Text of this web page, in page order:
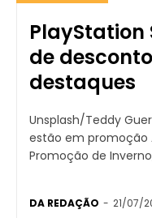
PlayStation
de
destaques
Unsplash/Teddy Guerrier Jogos para
estão em promoção
Promoção de
DA REDAÇÃO - 21/07/